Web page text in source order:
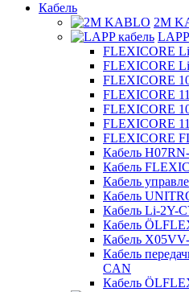
Кабель
2M
FLEXICORE
FLEXICORE
FLEXICORE
FLEXICORE
FLEXICORE
FLEXICORE
FLEXICORE
Кабель
Кабель
Кабель
Кабель
Кабель Li-2Y-
Кабель
Кабель
Кабель
CAN
Кабель